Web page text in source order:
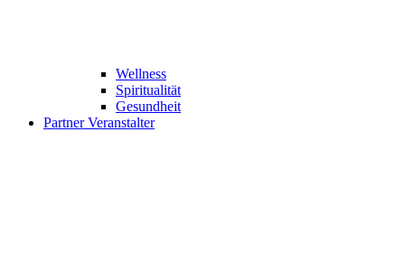
Wellness
Spiritualität
Gesundheit
Partner Veranstalter